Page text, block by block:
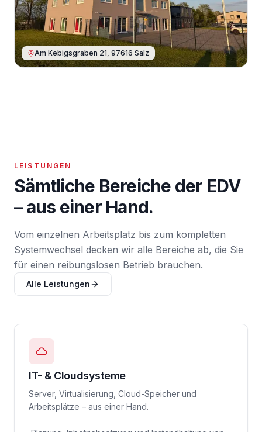
Am Kebigsgraben 21, 97616 Salz
LEISTUNGEN
Sämtliche Bereiche der EDV
– aus einer Hand.
Vom einzelnen Arbeitsplatz bis zum kompletten
Systemwechsel decken wir alle Bereiche ab, die Sie
für einen reibungslosen Betrieb brauchen.
Alle Leistungen
IT- & Cloudsysteme
Server, Virtualisierung, Cloud-Speicher und
Arbeitsplätze – aus einer Hand.